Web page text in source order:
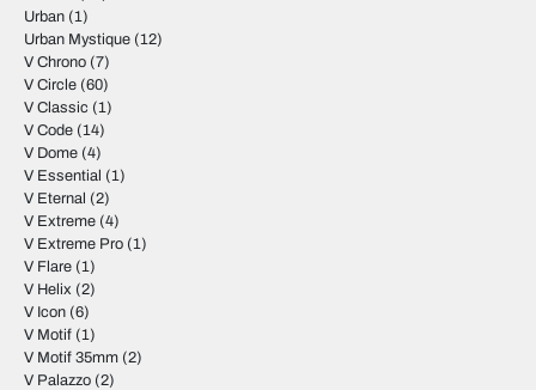
Urban (1)
Urban Mystique (12)
V Chrono (7)
V Circle (60)
V Classic (1)
V Code (14)
V Dome (4)
V Essential (1)
V Eternal (2)
V Extreme (4)
V Extreme Pro (1)
V Flare (1)
V Helix (2)
V Icon (6)
V Motif (1)
V Motif 35mm (2)
V Palazzo (2)